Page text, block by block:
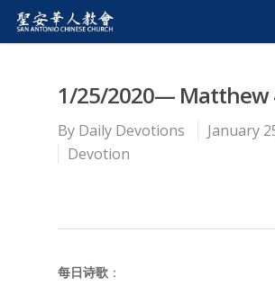
1/25/2020— Matthew
By Daily Devotions
January
Devotion
每日诗歌 ：